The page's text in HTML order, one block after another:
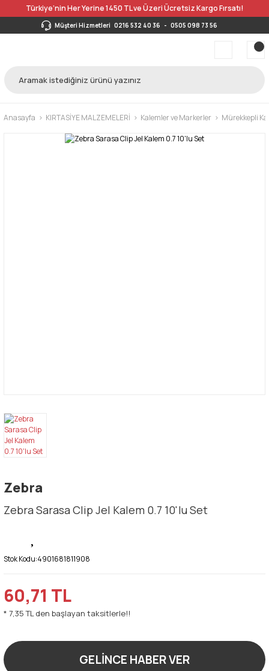
Türkiye’nin Her Yerine 1450 TL ve Üzeri Ücretsiz Kargo Fırsatı!
Müşteri Hizmetleri 0216 532 40 36 - 0505 098 73 56
Anasayfa KIRTASİYE MALZEMELERİ Kalemler ve Markerler Mürekkepli
Zebra
Zebra Sarasa Clip Jel Kalem 0.7 10'lu Set
Stok Kodu:4901681811908
60,71 TL
* 7,35 TL den başlayan taksitlerle!!
GELİNCE HABER VER